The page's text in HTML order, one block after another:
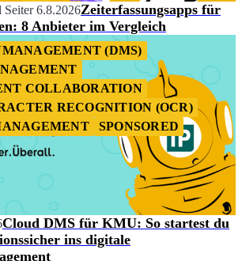
Seiter 6.8.2026Zeiterfassungsapps für
8 Anbieter im Vergleich
(DMS)
COLLABORATION
RECOGNITION (OCR)
SPONSORED
Cloud DMS für KMU: So startest du
ins digitale